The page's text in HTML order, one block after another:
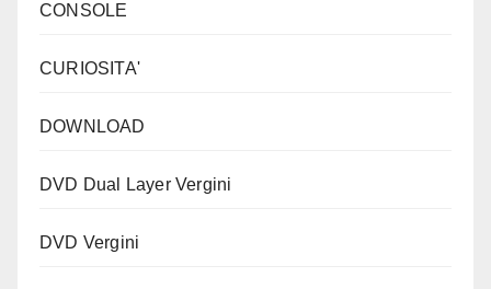
CONSOLE
CURIOSITA'
DOWNLOAD
DVD Dual Layer Vergini
DVD Vergini